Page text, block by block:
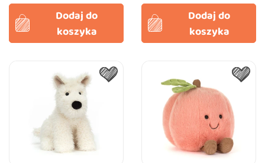
Dodaj do
koszyka
Dodaj do
koszyka